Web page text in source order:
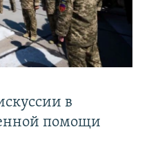
в
помощи